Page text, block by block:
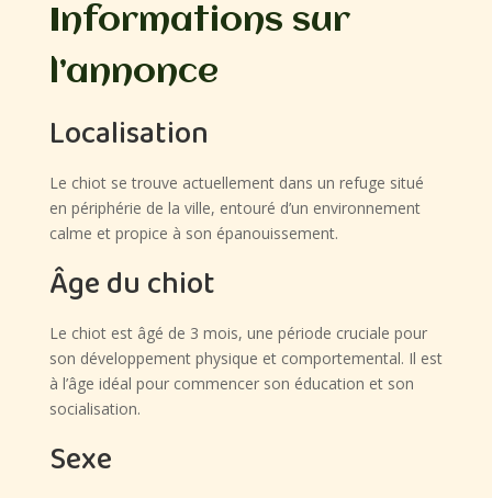
Informations sur
l’annonce
Localisation
Le chiot se trouve actuellement dans un refuge situé
en périphérie de la ville, entouré d’un environnement
calme et propice à son épanouissement.
Âge du chiot
Le chiot est âgé de 3 mois, une période cruciale pour
son développement physique et comportemental. Il est
à l’âge idéal pour commencer son éducation et son
socialisation.
Sexe